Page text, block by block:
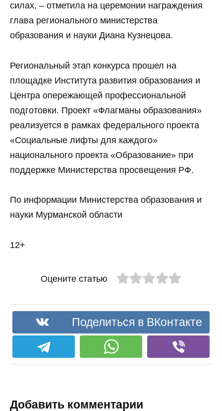
силах, – отметила на церемонии награждения
глава регионального министерства
образования и науки Диана Кузнецова.
Региональный этап конкурса прошел на
площадке Института развития образования и
Центра опережающей профессиональной
подготовки. Проект «Флагманы образования»
реализуется в рамках федерального проекта
«Социальные лифты для каждого»
национального проекта «Образование» при
поддержке Министерства просвещения РФ.
По информации Министерства образования и
науки Мурманской области
12+
Оцените статью
Поделиться в ВКонтакте
Добавить комментарии